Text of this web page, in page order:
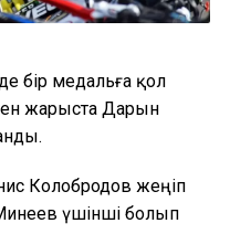
бір медальға қол
жарыста Дарын
Колобродов жеңіп
үшінші болып